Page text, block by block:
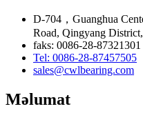
D-704，Guanghua
Road, Qingyang
faks: 0086-28-87321301
Tel: 0086-28-87457505
sales@cwlbearing.com
Məlumat